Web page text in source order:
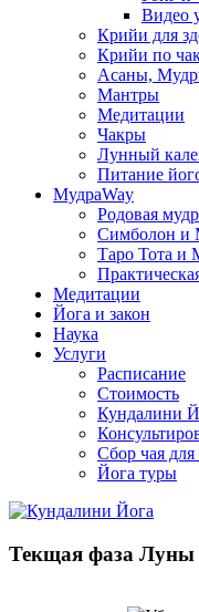
Видео
Крийи для
Крийи по
Асаны,
Мантры
Медитации
Чакры
Лунный
Питание
МудраWay
Родовая
Симболон и
Таро Тота и
Медитации
Йога и закон
Наука
Услуги
Расписание
Стоимость
Кундалини
Сбор чая для
Йога туры
Текщая фаза Луны